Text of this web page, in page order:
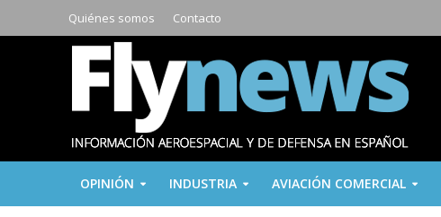
Quiénes somos Contacto
OPINIÓN INDUSTRIA AVIACIÓN COMERCIAL